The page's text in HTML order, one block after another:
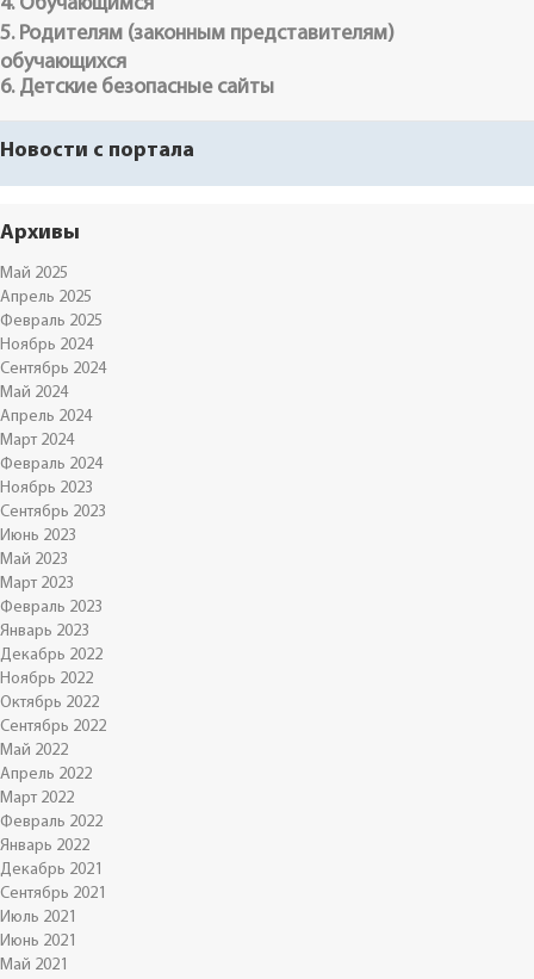
5. Родителям (законным представителям)
обучающихся
6. Детские безопасные сайты
Новости с портала
Архивы
Май 2025
Апрель 2025
Февраль 2025
Ноябрь 2024
Сентябрь 2024
Май 2024
Апрель 2024
Март 2024
Февраль 2024
Ноябрь 2023
Сентябрь 2023
Июнь 2023
Май 2023
Март 2023
Февраль 2023
Январь 2023
Декабрь 2022
Ноябрь 2022
Октябрь 2022
Сентябрь 2022
Май 2022
Апрель 2022
Март 2022
Февраль 2022
Январь 2022
Декабрь 2021
Сентябрь 2021
Июль 2021
Июнь 2021
Май 2021